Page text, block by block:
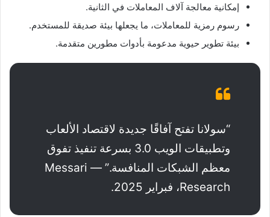
إمكانية معالجة آلاف المعاملات في الثانية.
رسوم رمزية للمعاملات، ما يجعلها بيئة صديقة للمستخدم.
بيئة تطوير حيوية مدعومة بأدوات مطورين متقدمة.
“سولانا تفتح آفاقًا جديدة لاقتصاد الألعاب
وتطبيقات الويب 3.0 بسرعة تنفيذ تفوق
معظم الشبكات المنافسة.” — Messari
Research، فبراير 2025.